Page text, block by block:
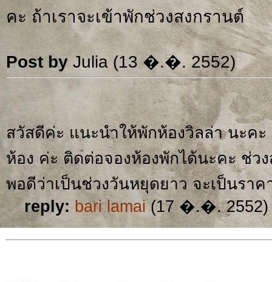
คะ ถ้าเราจะเข้าพักช่วงสงกรานต์
Post byJulia (13 �.�. 2552)
สวัสดีค่ะ แนะนำให้พักห้องวิลล่า นะค
ห้อง ค่ะ ติดต่อจองห้องพักได้นะคะ ช่ว
พอดีว่าเป็นช่วงวันหยุดยาว จะเป็นราค
reply: bari lamai(17 �.�. 2552)